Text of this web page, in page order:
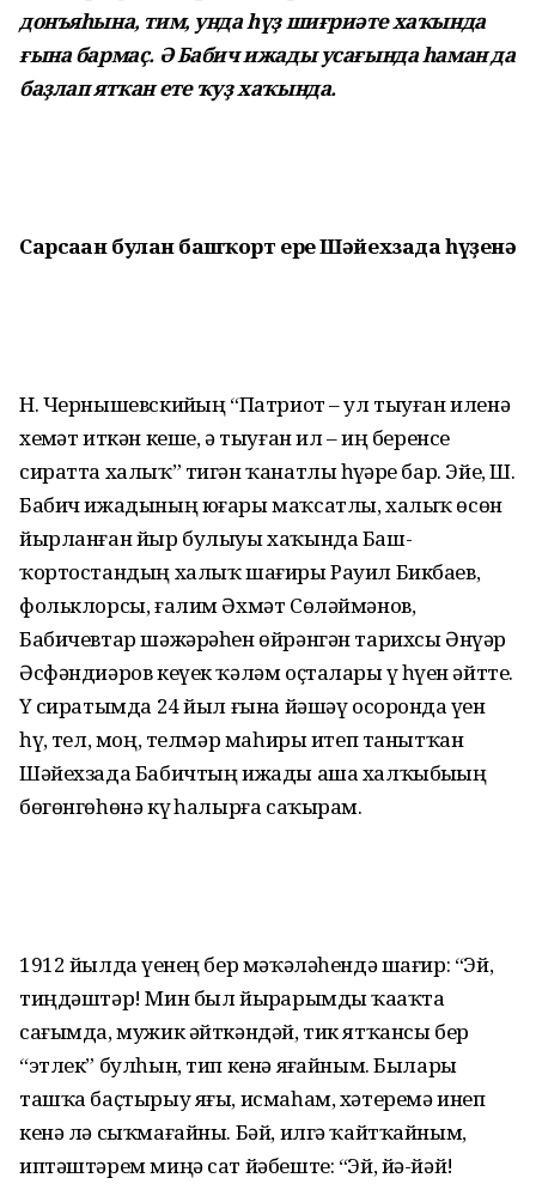
донъяһына, тим, унда һүҙ шиғриәте хаҡында
ғына бармаҫ. Ә Бабич ижады усағында һаман да
баҙлап ятҡан ете ҡуҙ хаҡында.
Сарсаған булған башҡорт ереШәйехзада һүҙенә
Н. Чернышевскийҙың “Патриот – ул тыуған иленә
хеҙмәт иткән кеше, ә тыуған ил – иң беренсе
сиратта халыҡ” тигән ҡанатлы һүҙҙәре бар. Эйе, Ш.
Бабич ижадының юғары маҡсатлы, халыҡ өсөн
йырланған йыр булыуы хаҡында Баш­
ҡортостандың халыҡ шағиры Рауил Бикбаев,
фольклорсы, ғалим Әхмәт Сөләй­мәнов,
Бабичевтар шәжәрәһен өйрәнгән тарихсы Әнүәр
Әсфәндиәров кеүек ҡәләм оҫталары үҙ һүҙен әйтте.
Үҙ сиратымда 24 йыл ғына йәшәү осоронда үҙен
һүҙ, тел, моң, телмәр маһиры итеп танытҡан
Шәйехзада Бабичтың ижады аша халҡы­быҙҙың
бөгөнгөһөнә күҙ һалырға саҡырам.
1912 йылда үҙенең бер мәҡәләһендә шағир: “Эй,
тиңдәштәр! Мин был йырҙа­рымды ҡаҙаҡта
сағымда, мужик әйткән­дәй, тик ятҡансы бер
“этлек” булһын, тип кенә яҙғайным. Быларҙы
ташҡа баҫтырыу яғы, исмаһам, хәтеремә инеп
кенә лә сыҡ­мағайны. Бәй, илгә ҡайтҡай­ным,
иптәш­тәрем миңә сат йәбеште: “Эй, йә-йәй!